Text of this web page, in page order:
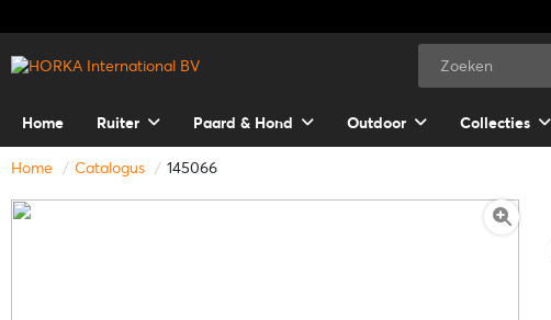
Home Ruiter Paard & Hond Outdoor Collecties
Home Catalogus 145066